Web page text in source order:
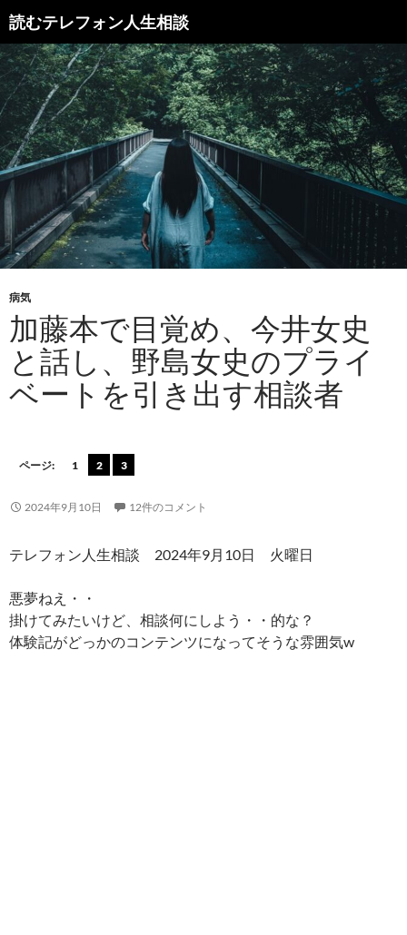
読むテレフォン人生相談
病気
加藤本で目覚め、今井女史
と話し、野島女史のプライ
ベートを引き出す相談者
ページ: 1 2 3
2024年9月10日 12件のコメント
テレフォン人生相談 2024年9月10日 火曜日
悪夢ねえ・・
掛けてみたいけど、相談何にしよう・・的な？
体験記がどっかのコンテンツになってそうな雰囲気w